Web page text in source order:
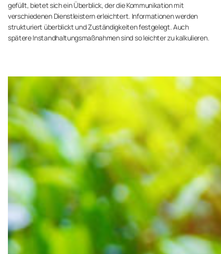
gefüllt, bietet sich ein Überblick, der die Kommunikation mit
verschiedenen Dienstleistern erleichtert. Informationen werden
strukturiert überblickt und Zuständigkeiten festgelegt. Auch
spätere Instandhaltungsmaßnahmen sind so leichter zu kalkulieren.